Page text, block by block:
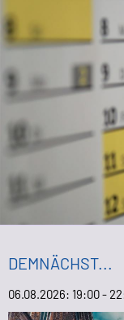
DEMNÄCHST...
06.08.2026: 19:00 -